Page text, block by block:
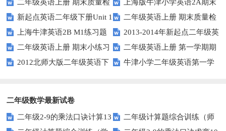
测卷 (2)（人教版一起点）
测卷 (1)（人教版一起点）
二年级英语上册 期末质量检
测卷 (2)（人教版一起点）
上海版牛津小学英语2A期末
试题
新起点英语二年级下册Unit 1
Playtime练习题
二年级英语上册 期末质量检
测卷（人教版一起点）
上海牛津英语2B M1练习题
2013-2014年新起点二年级英
语下册期中试卷
二年级英语上册 期末小练习
（人教版一起点）
二年级英语上册 第一学期期
末考试试卷及答案（一）（人教
2012北师大版二年级英语下
牛津小学二年级英语第一学
二年级数学最新试卷
二年级2-9的乘法口诀计算13
二年级计算题综合训练（师